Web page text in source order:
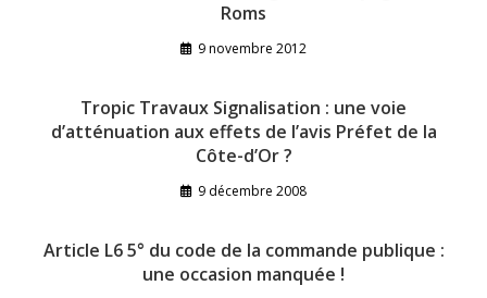
Roms
9 novembre 2012
Tropic Travaux Signalisation : une voie
d’atténuation aux effets de l’avis Préfet de la
Côte-d’Or ?
9 décembre 2008
Article L6 5° du code de la commande publique :
une occasion manquée !